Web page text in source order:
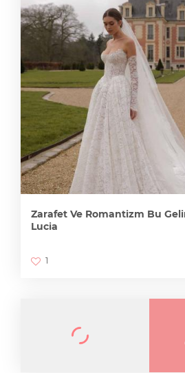
Zarafet Ve Romantizm Bu
Lucia
1